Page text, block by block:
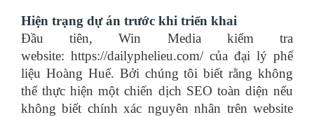
Hiện trạng dự án trước khi triển khai
Đầu tiên, Win Media kiểm tra
website: https://dailyphelieu.com/ của đại lý phế
liệu Hoàng Huế. Bởi chúng tôi biết rằng không
thể thực hiện một chiến dịch SEO toàn diện nếu
không biết chính xác nguyên nhân trên website